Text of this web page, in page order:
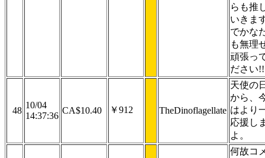
らも推
いきま
でかな
も無理
頑張っ
ださい!!
48
10/04
14:37:36
CA$10.40 ￥912 TheDinoflagellate
天使の
から、
はより
応援し
よ。
何故コ